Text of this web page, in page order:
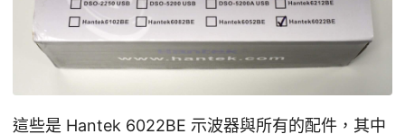
這些是 Hantek 6022BE 示波器與所有的配件，其中